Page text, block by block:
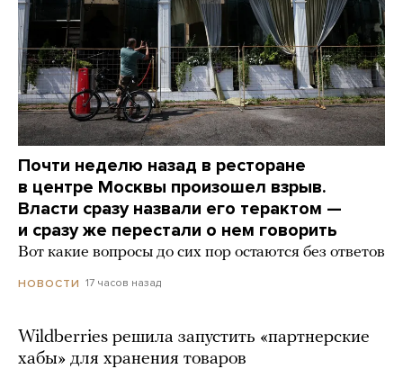
Почти неделю назад в ресторане
в центре Москвы произошел взрыв.
Власти сразу назвали его терактом —
и сразу же перестали о нем говорить
Вот какие вопросы до сих пор остаются без ответов
НОВОСТИ 17 часов назад
Wildberries решила запустить «партнерские
хабы» для хранения товаров